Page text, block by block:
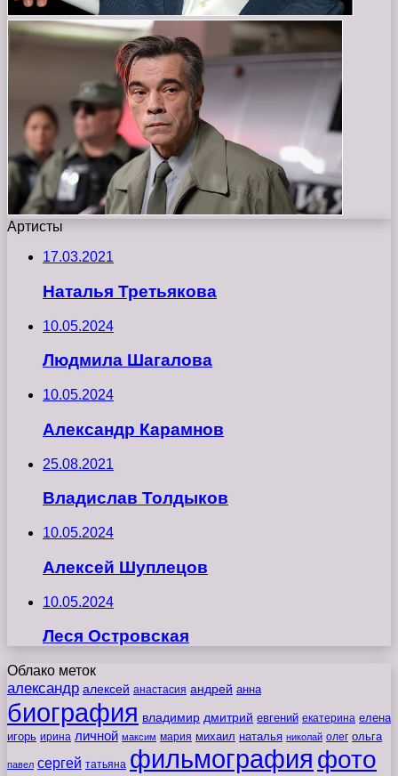
Артисты
17.03.2021
Наталья Третьякова
10.05.2024
Людмила Шагалова
10.05.2024
Александр Карамнов
25.08.2021
Владислав Толдыков
10.05.2024
Алексей Шуплецов
10.05.2024
Леся Островская
Облако меток
александр алексей анастасия андрей анна
биография владимир дмитрий евгений екатерина елена
игорь ирина личной максим мария михаил наталья николай олег ольга
павел сергей татьяна фильмография фото